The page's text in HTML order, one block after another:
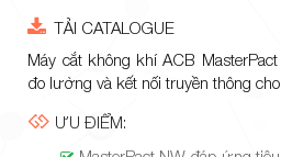
TẢI CATALOGUE
Máy cắt không khí ACB
đo lường và kết nối truyền thông
ƯU ĐIỂM: